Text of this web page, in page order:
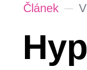
Článek